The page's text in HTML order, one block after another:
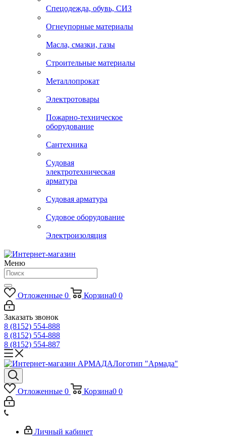
Спецодежда, обувь, СИЗ
Огнеупорные материалы
Масла, смазки, газы
Строительные материалы
Металлопрокат
Электротовары
Пожарно-техническое
оборудование
Сантехника
Судовая
электротехническая
арматура
Судовая арматура
Судовое оборудование
Электроизоляция
Меню
Отложенные 0 Корзина0 0
Заказать звонок
8 (8152) 554-888
8 (8152) 554-888
8 (8152) 554-887
Логотип "Армада"
Отложенные 0 Корзина0 0
Личный кабинет